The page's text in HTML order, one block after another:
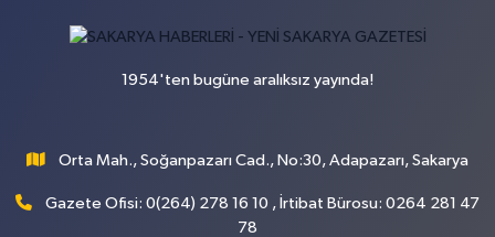
1954'ten bugüne aralıksız yayında!
Orta Mah., Soğanpazarı Cad., No:30, Adapazarı, Sakarya
Gazete Ofisi: 0(264) 278 16 10 , İrtibat Bürosu: 0264 281 47
78